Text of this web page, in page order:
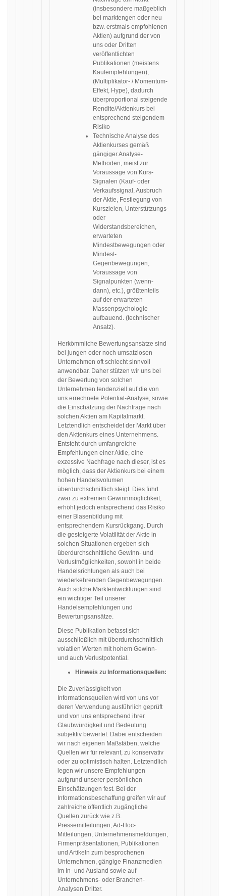
(insbesondere maßgeblich
bei marktengen oder neu
bzw. erstmals empfohlenen
Aktien) aufgrund der von
uns oder Dritten
veröffentlichten
Publikationen (meistens
Kaufempfehlungen),
(Multiplikator- / Momentum-
Effekt, Hype), dadurch
überproportional steigende
Rendite/Aktienkurs bei
entsprechend steigendem
Risiko
Technische Analyse des
Aktienkurses gemäß
gängiger Analyse-
Methoden, meist zur
Voraussage von Kurs-
Signalen (Kauf- oder
Verkaufssignal, Ausbruch
der Aktie, Festlegung von
Kurszielen, Unterstützungs-
oder
Widerstandsbereichen,
erwarteten
Mindestbewegungen oder
Mindest-
Gegenbewegungen,
Voraussage von
Signalpunkten (wenn-
dann), etc.), größtenteils
auf der erwarteten
Massenpsychologie
aufbauend. (technischer
Ansatz).
Herkömmliche Bewertungsansätze sind
bei jungen oder noch umsatzlosen
Unternehmen oft schlecht sinnvoll
anwendbar. Daher stützen wir uns bei
der Bewertung von solchen
Unternehmen tendenziell auf die von
uns errechnete Potential-Analyse, sowie
die Einschätzung der Nachfrage nach
solchen Aktien am Kapitalmarkt.
Letztendlich entscheidet der Markt über
den Aktienkurs eines Unternehmens.
Entsteht durch umfangreiche
Empfehlungen einer Aktie, eine
exzessive Nachfrage nach dieser, ist es
möglich, dass der Aktienkurs bei einem
hohen Handelsvolumen
überdurchschnittlich steigt. Dies führt
zwar zu extremen Gewinnmöglichkeit,
erhöht jedoch entsprechend das Risiko
einer Blasenbildung mit
entsprechendem Kursrückgang. Durch
die gesteigerte Volatilität der Aktie in
solchen Situationen ergeben sich
überdurchschnittliche Gewinn- und
Verlustmöglichkeiten, sowohl in beide
Handelsrichtungen als auch bei
wiederkehrenden Gegenbewegungen.
Auch solche Marktentwicklungen sind
ein wichtiger Teil unserer
Handelsempfehlungen und
Bewertungsansätze.
Diese Publikation befasst sich
ausschließlich mit überdurchschnittlich
volatilen Werten mit hohem Gewinn-
und auch Verlustpotential.
Hinweis zu Informationsquellen:
Die Zuverlässigkeit von
Informationsquellen wird von uns vor
deren Verwendung ausführlich geprüft
und von uns entsprechend ihrer
Glaubwürdigkeit und Bedeutung
subjektiv bewertet. Dabei entscheiden
wir nach eigenen Maßstäben, welche
Quellen wir für relevant, zu konservativ
oder zu optimistisch halten. Letztendlich
legen wir unsere Empfehlungen
aufgrund unserer persönlichen
Einschätzungen fest. Bei der
Informationsbeschaffung greifen wir auf
zahlreiche öffentlich zugängliche
Quellen zurück wie z.B.
Pressemitteilungen, Ad-Hoc-
Mitteilungen, Unternehmensmeldungen,
Firmenpräsentationen, Publikationen
und Artikeln zum besprochenen
Unternehmen, gängige Finanzmedien
im In- und Ausland sowie auf
Unternehmens- oder Branchen-
Analysen Dritter.